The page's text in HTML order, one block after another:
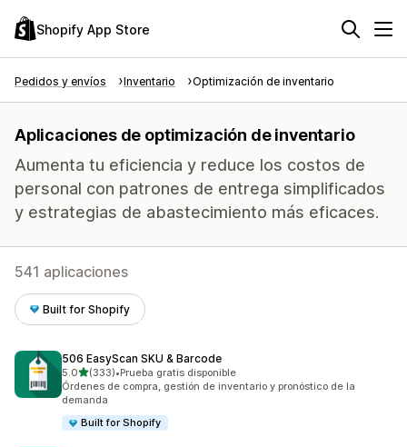
Shopify App Store
Pedidos y envíos Inventario Optimización de inventario
Aplicaciones de optimización de inventario
Aumenta tu eficiencia y reduce los costos de
personal con patrones de entrega simplificados
y estrategias de abastecimiento más eficaces.
541 aplicaciones
Built for Shopify
506 EasyScan SKU & Barcode
5.0de 5 estrellas
(333)
333 reseñas en total
•Prueba gratis disponible
Órdenes de compra, gestión de inventario y pronóstico de la
demanda
Built for Shopify